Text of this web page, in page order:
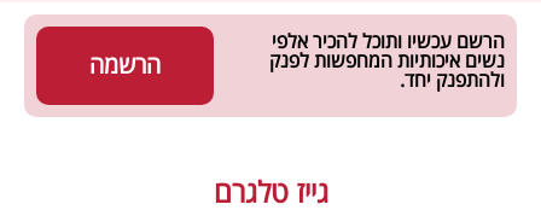
הרשמה
הרשם עכשיו ותוכל להכיר אלפי
נשים איכותיות המחפשות לפנק
ולהתפנק יחד.
גייז טלגרם